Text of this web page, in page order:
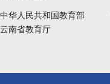
中华人民共和国教育部
云南省教育厅